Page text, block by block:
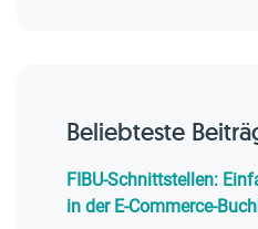
Beliebteste
FIBU-Schnittstellen:
in der E-Commerce-